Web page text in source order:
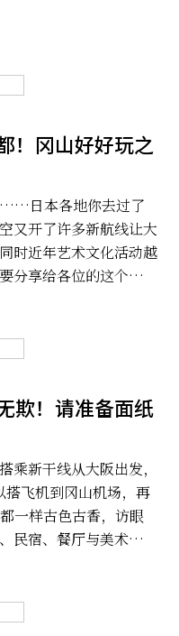
！冈山好好玩之
……日本各地你去过了
又开了许多新航线让大
时近年艺术文化活动越
分享给各位的这个以艺
欺！请准备面纸
乘新干线从大阪出发，
飞机到冈山机场，再
一样古色古香，访眼
民宿、餐厅与美术馆。
用味蕾来记忆这个美好